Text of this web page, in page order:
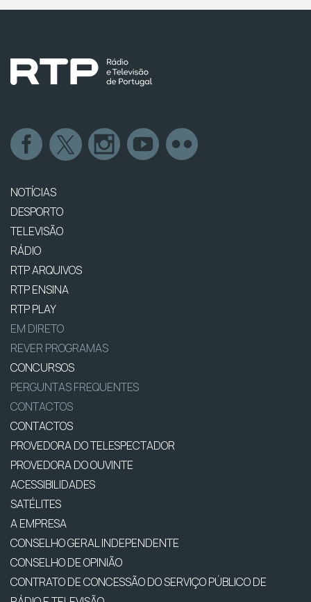
NOTÍCIAS
DESPORTO
TELEVISÃO
RÁDIO
RTP ARQUIVOS
RTP ENSINA
RTP PLAY
EM DIRETO
REVER PROGRAMAS
CONCURSOS
PERGUNTAS FREQUENTES
CONTACTOS
CONTACTOS
PROVEDORA DO TELESPECTADOR
PROVEDORA DO OUVINTE
ACESSIBILIDADES
SATÉLITES
A EMPRESA
CONSELHO GERAL INDEPENDENTE
CONSELHO DE OPINIÃO
CONTRATO DE CONCESSÃO DO SERVIÇO PÚBLICO DE